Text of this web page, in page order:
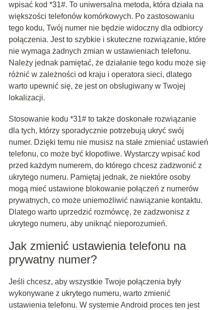
wpisać kod *31#. To uniwersalna metoda, która działa na
większości telefonów komórkowych. Po zastosowaniu
tego kodu, Twój numer nie będzie widoczny dla odbiorcy
połączenia. Jest to szybkie i skuteczne rozwiązanie, które
nie wymaga żadnych zmian w ustawieniach telefonu.
Należy jednak pamiętać, że działanie tego kodu może się
różnić w zależności od kraju i operatora sieci, dlatego
warto upewnić się, że jest on obsługiwany w Twojej
lokalizacji.
Stosowanie kodu *31# to także doskonałe rozwiązanie
dla tych, którzy sporadycznie potrzebują ukryć swój
numer. Dzięki temu nie musisz na stałe zmieniać ustawień
telefonu, co może być kłopotliwe. Wystarczy wpisać kod
przed każdym numerem, do którego chcesz zadzwonić z
ukrytego numeru. Pamiętaj jednak, że niektóre osoby
mogą mieć ustawione blokowanie połączeń z numerów
prywatnych, co może uniemożliwić nawiązanie kontaktu.
Dlatego warto uprzedzić rozmówcę, że zadzwonisz z
ukrytego numeru, aby uniknąć nieporozumień.
Jak zmienić ustawienia telefonu na
prywatny numer?
Jeśli chcesz, aby wszystkie Twoje połączenia były
wykonywane z ukrytego numeru, warto zmienić
ustawienia telefonu. W systemie Android proces ten jest